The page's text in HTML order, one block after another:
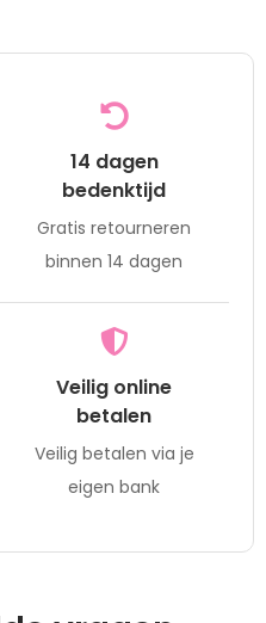
14 dagen
bedenktijd
Gratis retourneren
binnen 14 dagen
Veilig online
betalen
Veilig betalen via je
eigen bank